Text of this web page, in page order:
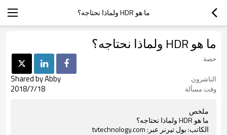
ما هو HDR ولماذا نحتاجه؟
ما هو HDR ولماذا نحتاجه؟
حصة
الناشرون
Shared by Abby
وقت مسألة 2018/7/18
ملخص
ما هو HDR ولماذا نحتاجه؟
الكاتب: بول تيرنر عبر: tvtechnology.com